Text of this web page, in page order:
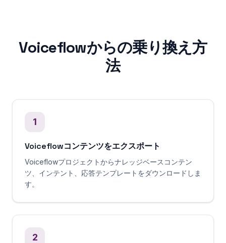
Voiceflowからの乗り換え方
法
1
Voiceflowコンテンツをエクスポート
Voiceflowプロジェクトからナレッジベースコンテン
ツ、インテント、応答テンプレートをダウンロードしま
す。
2